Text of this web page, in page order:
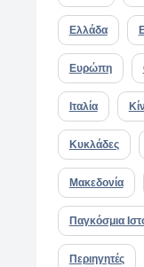
Ελλάδα
Ευρώπη
Ιταλία
Κυκλάδες
Μακεδονία
Παγκόσμια
Περιηγητές